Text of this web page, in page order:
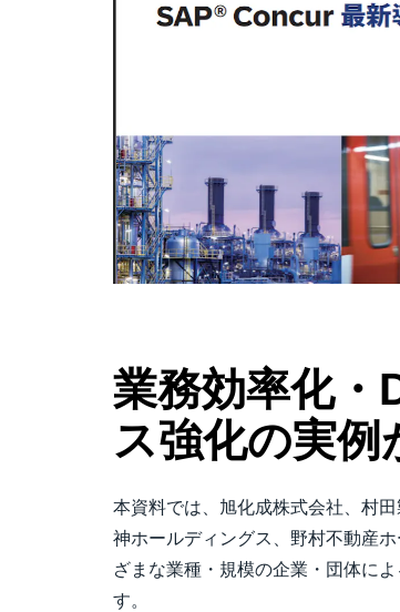
業務効率化・
ス強化の実例
本資料では、旭化成株式会社、村
神ホールディングス、野村不動産
ざまな業種・規模の企業・団体に
す。